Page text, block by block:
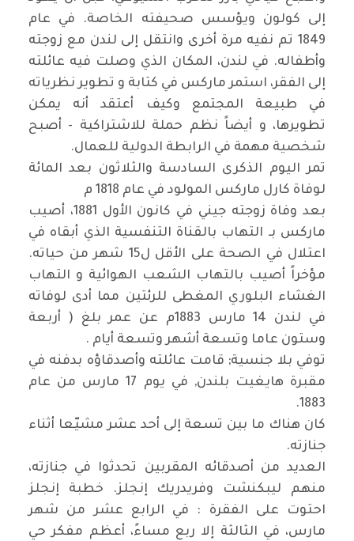
إلى كولون ويؤسس صحيفته الخاصة. في عام
1849 تم نفيه مرة أخرى وانتقل إلى لندن مع زوجته
وأطفاله. في لندن، المكان الذي وصلت فيه عائلته
إلى الفقر، استمر ماركس في كتابة و تطوير نظرياته
في طبيعة المجتمع وكيف أعتقد أنه يمكن
تطويرها، و أيضاً نظم حملة للاشتراكية - أصبح
شخصية مهمة في الرابطة الدولية للعمال.
تمر اليوم الذكرى السادسة والثلاثون بعد المائة
لوفاة كارل ماركس المولود في عام 1818 م
بعد وفاة زوجته جيني في كانون الأول 1881، أصيب
ماركس بـ التهاب بالقناة التنفسية الذي أبقاه في
اعتلال في الصحة على الأقل ل15 شهر من حياته.
مؤخراً أصيب بالتهاب الشعب الهوائية و التهاب
الغشاء البلوري المغطى للرئتين مما أدى لوفاته
في لندن 14 مارس 1883م عن عمر بلغ ( أربعة
وستون عاما وتسعة أشهر وتسعة أيام .
توفي بلا جنسية; قامت عائلته وأصدقاؤه بدفنه في
مقبرة هايغيت بلندن, في يوم 17 مارس من عام
1883.
كان هناك ما بين تسعة إلى أحد عشر مشيّعا أثناء
جنازته.
العديد من أصدقائه المقربين تحدثوا في جنازته،
منهم ليبكنشت وفريدريك إنجلز. خطبة إنجلز
احتوت على الفقرة : في الرابع عشر من شهر
مارس، في الثالثة إلا ربع مساءً، أعظم مفكر حي